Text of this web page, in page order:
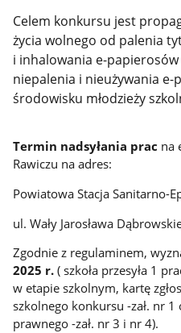
Celem konkursu jest
życia wolnego od palenia
i inhalowania e-
niepalenia i nieużywania
środowisku młodzieży
Termin nadsyłania prac na
Rawiczu na adres:
Powiatowa Stacja Sanitarno-
ul. Wały Jarosława
Zgodnie z regulaminem,
2025 r. ( szkoła przesyła 1
w etapie szkolnym, kartę
szkolnego konkursu -zał. nr
prawnego -zał. nr 3 i nr 4).